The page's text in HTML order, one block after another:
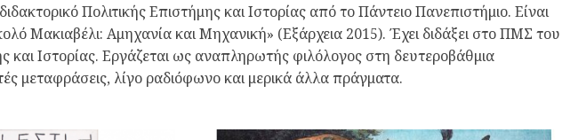
Πολιτικής Επιστήμης και Ιστορίας από το Πάντειο Πανεπιστήμιο. Είναι
Μακιαβέλι: Αμηχανία και Μηχανική» (Εξάρχεια 2015). Έχει διδάξει στο ΠΜΣ του
και Ιστορίας. Εργάζεται ως αναπληρωτής φιλόλογος στη δευτεροβάθμια
μεταφράσεις, λίγο ραδιόφωνο και μερικά άλλα πράγματα.